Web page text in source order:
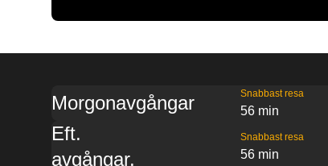
Morgonavgångar Snabbast resa
56 min
Eft.
avgångar.
Snabbast resa
56 min